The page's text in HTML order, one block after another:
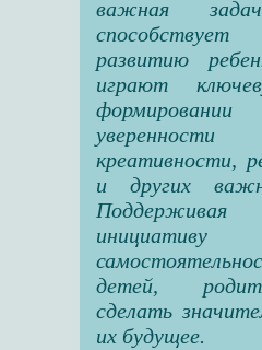
важная
способствует
развитию
играют
креативности,
и других
Поддерживая
детей,
сделать
их будущее.